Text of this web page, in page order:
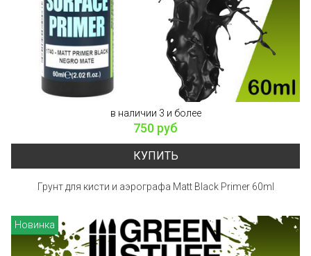
в наличии 3 и более
750 руб
КУПИТЬ
Грунт для кисти и аэрографа Matt Black Primer 60ml
Новинка